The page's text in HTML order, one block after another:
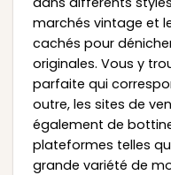
marchés vintage et
cachés pour
originales. Vous y
parfaite qui
outre, les sites de
également de
plateformes telles
grande variété de